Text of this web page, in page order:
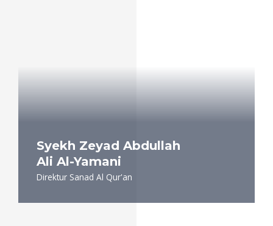
Syekh Zeyad Abdullah
Ali Al-Yamani
Direktur Sanad Al Qur'an